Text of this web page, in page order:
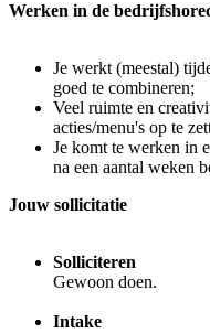
Werken in de
Je werkt (meestal)
goed te combineren;
Veel ruimte en
acties/menu's op te
Je komt te werken in
na een aantal weken
Jouw sollicitatie
Solliciteren
Gewoon doen.
Intake